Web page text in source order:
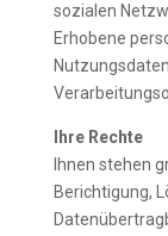
sozialen
Erhobene
Nutzungsdaten.
Ihre Rechte
Ihnen stehen
Berichtigung,